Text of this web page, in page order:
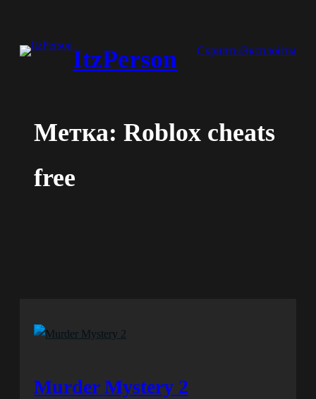
содержимомуItzPerson СкриптыЭксплойты
Метка: Roblox cheats
free
Murder Mystery 2